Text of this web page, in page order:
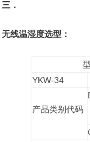
三．
无线温湿度选型：
YKW-34
产品类别代码